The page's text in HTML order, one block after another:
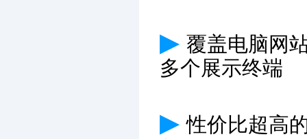
▶ 覆盖电脑网
多个展示终端
▶性价比超高